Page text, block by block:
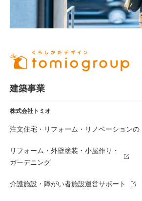
建築事業
株式会社トミオ
注文住宅・リフォーム・リノベーションの
リフォーム・外壁塗装・小屋作り・
ガーデニング
介護施設・障がい者施設運営サポート